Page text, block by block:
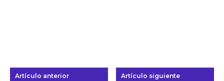
Artículo anterior Artículo siguiente